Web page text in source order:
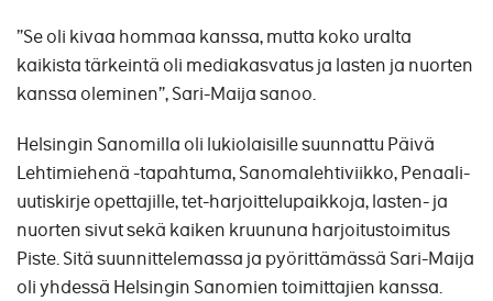
”Se oli kivaa hommaa kanssa, mutta koko uralta
kaikista tärkeintä oli mediakasvatus ja lasten ja nuorten
kanssa oleminen”, Sari-Maija sanoo.
Helsingin Sanomilla oli lukiolaisille suunnattu Päivä
Lehtimiehenä -tapahtuma, Sanomalehtiviikko, Penaali-
uutiskirje opettajille, tet-harjoittelupaikkoja, lasten- ja
nuorten sivut sekä kaiken kruununa harjoitustoimitus
Piste. Sitä suunnittelemassa ja pyörittämässä Sari-Maija
oli yhdessä Helsingin Sanomien toimittajien kanssa.